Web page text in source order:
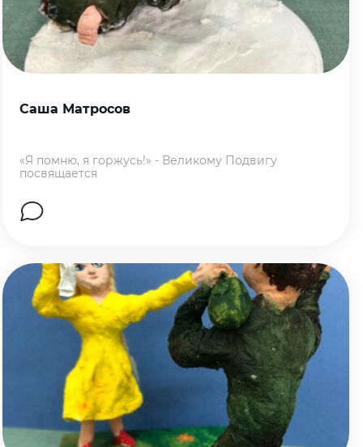
Саша Матросов
«Я помню, я горжусь!» - Великому Подвигу
посвящается